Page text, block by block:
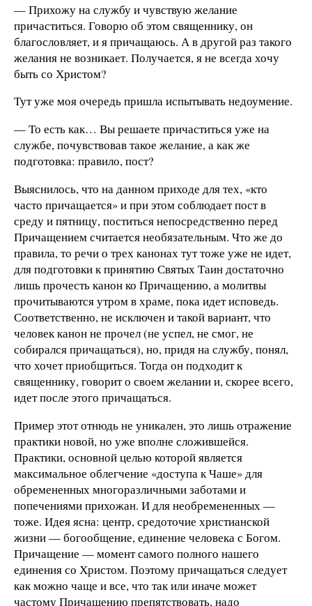
— Прихожу на службу и чувствую желание
причаститься. Говорю об этом священнику, он
благословляет, и я причащаюсь. А в другой раз такого
желания не возникает. Получается, я не всегда хочу
быть со Христом?
Тут уже моя очередь пришла испытывать недоумение.
— То есть как… Вы решаете причаститься уже на
службе, почувствовав такое желание, а как же
подготовка: правило, пост?
Выяснилось, что на данном приходе для тех, «кто
часто причащается» и при этом соблюдает пост в
среду и пятницу, поститься непосредственно перед
Причащением считается необязательным. Что же до
правила, то речи о трех канонах тут тоже уже не идет,
для подготовки к принятию Святых Таин достаточно
лишь прочесть канон ко Причащению, а молитвы
прочитываются утром в храме, пока идет исповедь.
Соответственно, не исключен и такой вариант, что
человек канон не прочел (не успел, не смог, не
собирался причащаться), но, придя на службу, понял,
что хочет приобщиться. Тогда он подходит к
священнику, говорит о своем желании и, скорее всего,
идет после этого причащаться.
Пример этот отнюдь не уникален, это лишь отражение
практики новой, но уже вполне сложившейся.
Практики, основной целью которой является
максимальное облегчение «доступа к Чаше» для
обремененных многоразличными заботами и
попечениями прихожан. И для необремененных —
тоже. Идея ясна: центр, средоточие христианской
жизни — богообщение, единение человека с Богом.
Причащение — момент самого полного нашего
единения со Христом. Поэтому причащаться следует
как можно чаще и все, что так или иначе может
частому Причащению препятствовать, надо